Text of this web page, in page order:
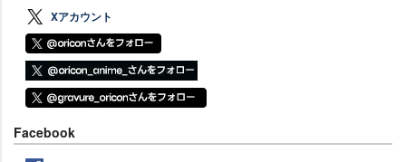
Xアカウント
Facebook